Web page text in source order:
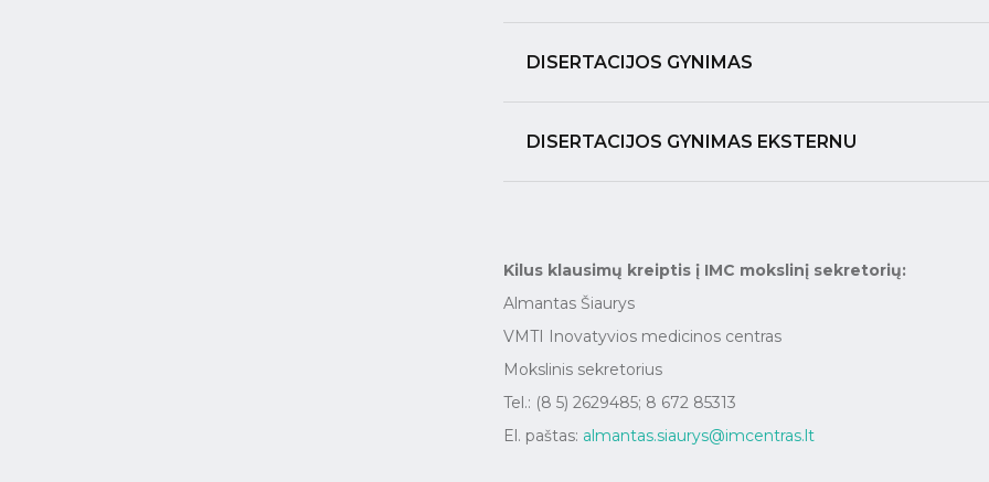
DISERTACIJOS GYNIMAS
DISERTACIJOS GYNIMAS EKSTERNU
Kilus klausimų kreiptis į IMC mokslinį sekretorių:
Almantas Šiaurys
VMTI Inovatyvios medicinos centras
Mokslinis sekretorius
Tel.: (8 5) 2629485; 8 672 85313
El. paštas: almantas.siaurys@imcentras.lt